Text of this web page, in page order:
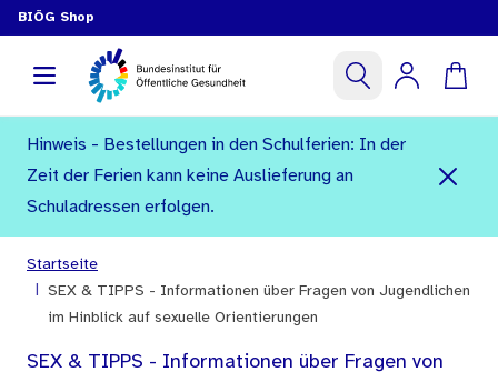
BIÖG Shop
Hinweis - Bestellungen in den Schulferien: In der
Zeit der Ferien kann keine Auslieferung an
Schuladressen erfolgen.
Startseite
SEX & TIPPS - Informationen über Fragen von Jugendlichen
im Hinblick auf sexuelle Orientierungen
SEX & TIPPS - Informationen über Fragen von